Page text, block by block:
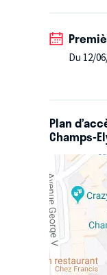
Du 12/
Plan
Champs-